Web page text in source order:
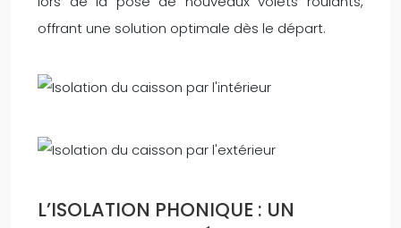
offrant une solution optimale dès le départ.
L’ISOLATION PHONIQUE : UN